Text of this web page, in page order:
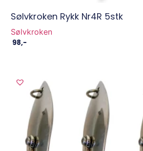
Sølvkroken Rykk Nr4R 5stk
Sølvkroken
98,-